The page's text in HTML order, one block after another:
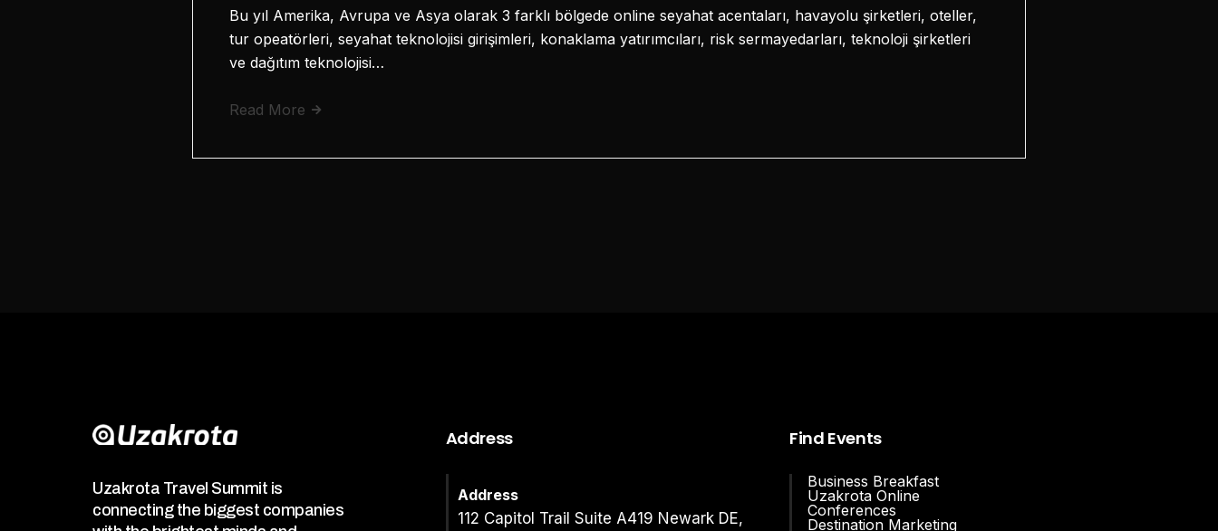
Bu yıl Amerika, Avrupa ve Asya olarak 3 farklı bölgede online seyahat acentaları, havayolu şirketleri, oteller,
tur opeatörleri, seyahat teknolojisi girişimleri, konaklama yatırımcıları, risk sermayedarları, teknoloji şirketleri
ve dağıtım teknolojisi…
Read More
Uzakrota Travel Summit is
connecting the biggest companies
Address
Address
112 Capitol Trail Suite A419 Newark DE,
Find Events
Business Breakfast
Uzakrota Online
Conferences
Destination Marketing